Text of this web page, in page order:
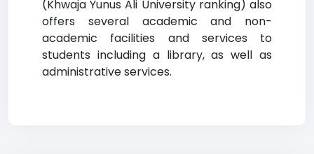
(Khwaja Yunus Ali University ranking) also
offers several academic and non-
academic facilities and services to
students including a library, as well as
administrative services.